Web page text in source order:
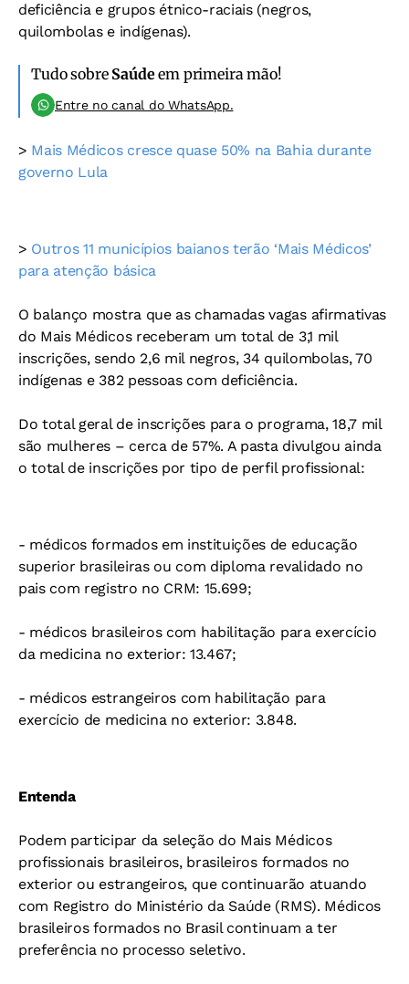
deficiência e grupos étnico-raciais (negros,
quilombolas e indígenas).
Tudo sobre Saúdeem primeira mão!
Entre no canal do WhatsApp.
> Mais Médicos cresce quase 50% na Bahia durante
governo Lula
> Outros 11 municípios baianos terão ‘Mais Médicos’
para atenção básica
O balanço mostra que as chamadas vagas afirmativas
do Mais Médicos receberam um total de 3,1 mil
inscrições, sendo 2,6 mil negros, 34 quilombolas, 70
indígenas e 382 pessoas com deficiência.
Do total geral de inscrições para o programa, 18,7 mil
são mulheres – cerca de 57%. A pasta divulgou ainda
o total de inscrições por tipo de perfil profissional:
- médicos formados em instituições de educação
superior brasileiras ou com diploma revalidado no
pais com registro no CRM: 15.699;
- médicos brasileiros com habilitação para exercício
da medicina no exterior: 13.467;
- médicos estrangeiros com habilitação para
exercício de medicina no exterior: 3.848.
Entenda
Podem participar da seleção do Mais Médicos
profissionais brasileiros, brasileiros formados no
exterior ou estrangeiros, que continuarão atuando
com Registro do Ministério da Saúde (RMS). Médicos
brasileiros formados no Brasil continuam a ter
preferência no processo seletivo.